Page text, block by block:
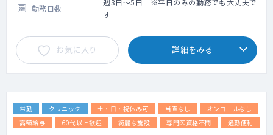
る環境
・看護師にも研修制度あり
・エコー（各診察室、リハビリ室にある）、
レントゲン、骨密度の検査設備
・レセプトチェック不要（医療事務）＋自
賠、労災等の書類補助有
ト）
※面談後の提示となります。
勤務日数
週3日～5日 ※平日のみの勤務でも大丈夫で
す
お気に入り 詳細をみる
常勤 クリニック 土・日・祝休み可 当直なし
オンコールなし
高額給与
60代以上歓迎 綺麗な施設 専門医資格不問 通勤便利